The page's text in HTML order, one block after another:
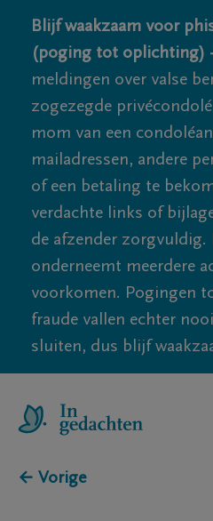
Blijf waakzaam voor
(poging tot oplichting)
meldingen over valse
zogezegde
mom van een
mailadressen, andere
of een betaling te
verdachte links of
de afzender zorgvuldig.
onderneemt meerdere
voorkomen. Pogingen
fraude vallen echter
sluiten, dus blijf
← Vorige